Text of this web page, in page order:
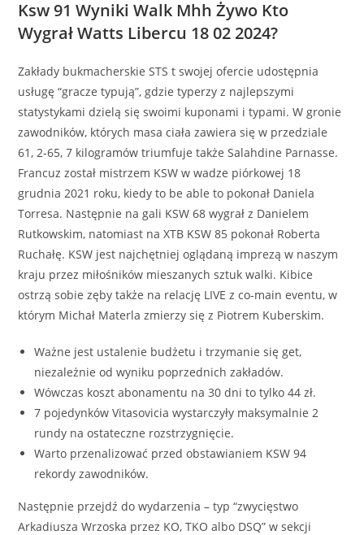
Ksw 91 Wyniki Walk Mhh Żywo Kto
Wygrał Watts Libercu 18 02 2024?
Zakłady bukmacherskie STS t swojej ofercie udostępnia
usługę “gracze typują”, gdzie typerzy z najlepszymi
statystykami dzielą się swoimi kuponami i typami. W gronie
zawodników, których masa ciała zawiera się w przedziale
61, 2-65, 7 kilogramów triumfuje także Salahdine Parnasse.
Francuz został mistrzem KSW w wadze piórkowej 18
grudnia 2021 roku, kiedy to be able to pokonał Daniela
Torresa. Następnie na gali KSW 68 wygrał z Danielem
Rutkowskim, natomiast na XTB KSW 85 pokonał Roberta
Ruchałę. KSW jest najchętniej oglądaną imprezą w naszym
kraju przez miłośników mieszanych sztuk walki. Kibice
ostrzą sobie zęby także na relację LIVE z co-main eventu, w
którym Michał Materla zmierzy się z Piotrem Kuberskim.
Ważne jest ustalenie budżetu i trzymanie się get,
niezależnie od wyniku poprzednich zakładów.
Wówczas koszt abonamentu na 30 dni to tylko 44 zł.
7 pojedynków Vitasovicia wystarczyły maksymalnie 2
rundy na ostateczne rozstrzygnięcie.
Warto przenalizować przed obstawianiem KSW 94
rekordy zawodników.
Następnie przejdź do wydarzenia – typ “zwycięstwo
Arkadiusza Wrzoska przez KO, TKO albo DSQ” w sekcji